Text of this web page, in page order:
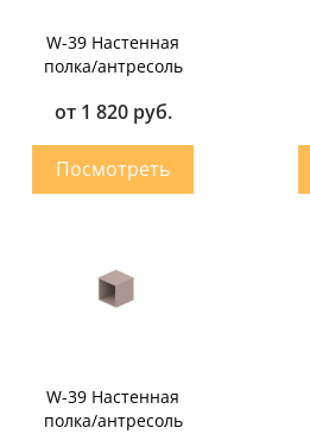
W-39 Настенная
полка/антресоль
от 1 820 руб.
W-39 Настенная
полка/антресоль